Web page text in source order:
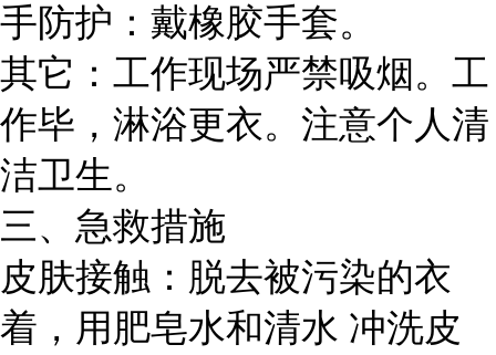
手防护：戴橡胶手套。
其它：工作现场严禁吸烟。工
作毕，淋浴更衣。注意个人清
洁卫生。
三、急救措施
皮肤接触：脱去被污染的衣
着，用肥皂水和清水 冲洗皮